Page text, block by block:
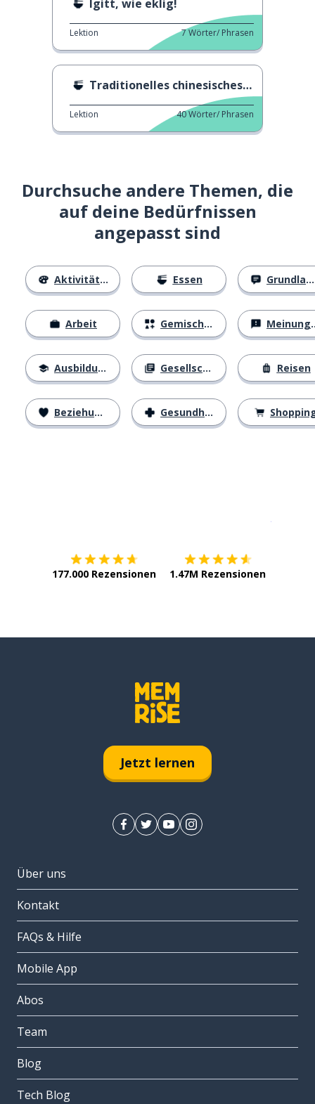
Igitt, wie eklig!
Lektion 7Wörter/ Phrasen
Traditionelles chinesisches Neujahrsessen 5
Lektion 40Wörter/ Phrasen
Durchsuche andere Themen, die
auf deine Bedürfnissen
angepasst sind
Aktivitäten
Arbeit
Ausbildung
Beziehungen
Essen
Gemischtes
Gesellschaft
Gesundheit
Grundlagen
Meinungen
Reisen
177.000 Rezensionen 1.47M Rezensionen
Jetzt lernen
Über uns
Kontakt
FAQs & Hilfe
Mobile App
Abos
Team
Blog
Tech Blog